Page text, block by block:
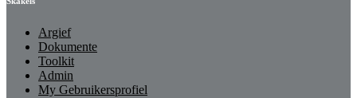
Argief
Dokumente
Toolkit
Admin
My Gebruikersprofiel